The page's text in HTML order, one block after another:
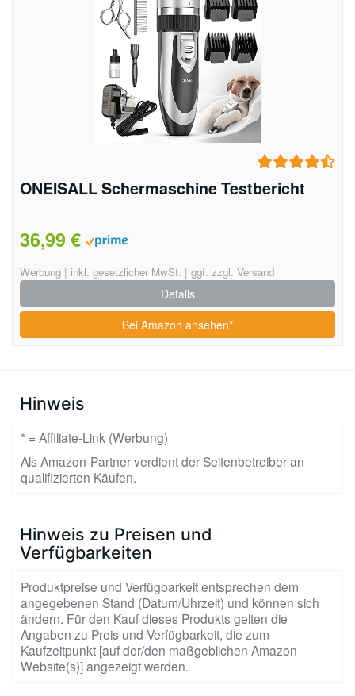
ONEISALL Schermaschine Testbericht
36,99 €
Werbung | inkl. gesetzlicher MwSt. | ggf. zzgl. Versand
Details
Bei Amazon ansehen*
Hinweis
* = Affiliate-Link (Werbung)
Als Amazon-Partner verdient der Seitenbetreiber an
qualifizierten Käufen.
Hinweis zu Preisen und
Verfügbarkeiten
Produktpreise und Verfügbarkeit entsprechen dem
angegebenen Stand (Datum/Uhrzeit) und können sich
ändern. Für den Kauf dieses Produkts gelten die
Angaben zu Preis und Verfügbarkeit, die zum
Kaufzeitpunkt [auf der/den maßgeblichen Amazon-
Website(s)] angezeigt werden.